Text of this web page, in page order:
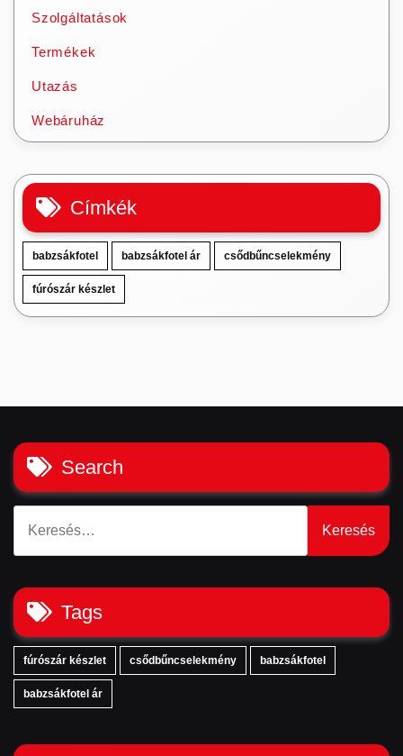
Szolgáltatások
Termékek
Utazás
Webáruház
Címkék
babzsákfotel babzsákfotel ár csődbűncselekmény
fúrószár készlet
Search
Tags
fúrószár készlet csődbűncselekmény babzsákfotel
babzsákfotel ár